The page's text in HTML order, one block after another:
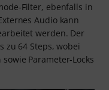
Filter, ebenfalls in
Audio kann
werden. Der
zu 64 Steps, wobei
Parameter-Locks